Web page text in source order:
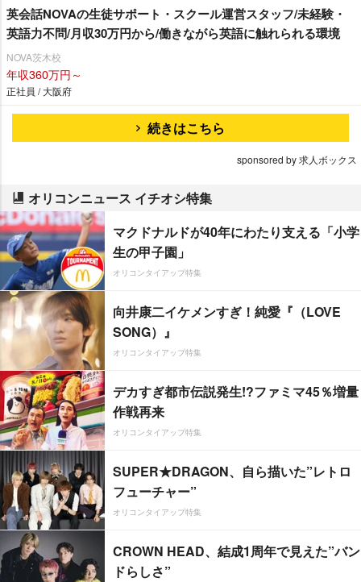
英会話NOVAの生徒サポート・スクール運営スタッフ/未経験・
英語力不問/月収30万円から/働きながら英語に触れられる環境
NOVA茨木校
年収360万円～
正社員 / 大阪府
続きはこちら
sponsored by 求人ボックス
オリコンニュース イチオシ特集
マクドナルドが40年にわたり支える「小学
生の甲子園」
オリコンタイアップ特集
向井康二イケメンすぎ！純愛『（LOVE
SONG）』
オリコンタイアップ特集
デカすぎ都市伝説発生!?ファミマ45％増量
作戦再来
オリコンタイアップ特集
SUPER★DRAGON、自ら描いた”レトロ
フューチャー”
オリコンタイアップ特集
CROWN HEAD、結成1周年で見えた”バン
ドらしさ”